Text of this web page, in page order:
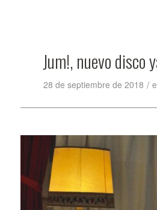
Jum!, nuevo disco
28 de septiembre de 2018 /